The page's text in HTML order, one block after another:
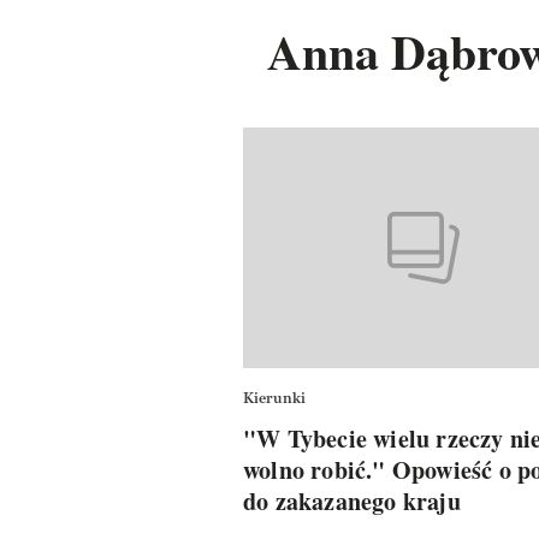
Anna
Kierunki
"W Tybecie wielu rzeczy
wolno robić." Opowieść o
do zakazanego kraju